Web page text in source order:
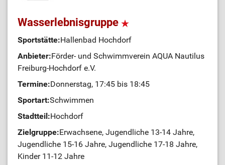
Wasserlebnisgruppe
Sportstätte:Hallenbad Hochdorf
Anbieter:Förder- und Schwimmverein AQUA Nautilus
Freiburg-Hochdorf e.V.
Termine:Donnerstag, 17:45 bis 18:45
Sportart:Schwimmen
Stadtteil:Hochdorf
Zielgruppe:Erwachsene, Jugendliche 13-14 Jahre,
Jugendliche 15-16 Jahre, Jugendliche 17-18 Jahre,
Kinder 11-12 Jahre